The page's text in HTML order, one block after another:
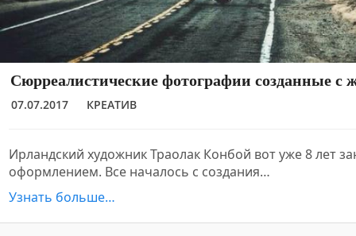
Сюрреалистические фотографии созданные с
07.07.2017 КРЕАТИВ
Ирландский художник Траолак Конбой вот уже 8 лет
оформлением. Все началось с создания…
Узнать больше…